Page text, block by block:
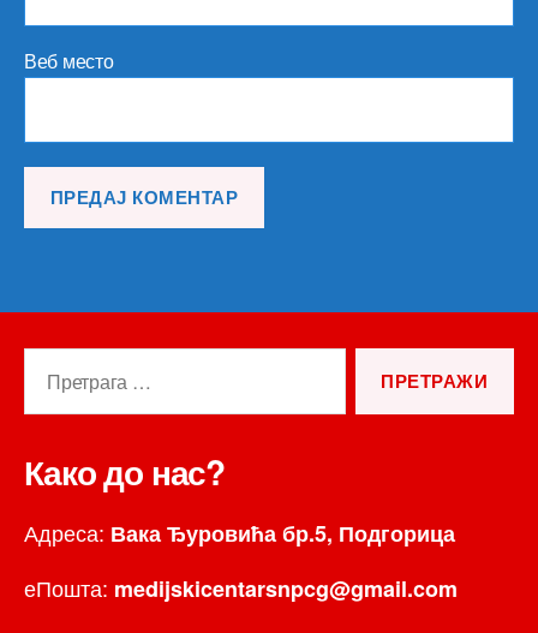
Веб место
Како до нас?
Адреса: Вака Ђуровића бр.5, Подгорица
еПошта: medijskicentarsnpcg@gmail.com